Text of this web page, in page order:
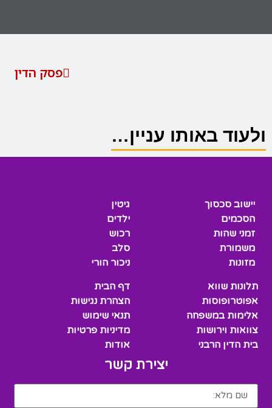
פסק הדין
ולעוד באותו עניין…
יישוב סכסוך
הסכמים
זמני שהות
משמורת
מזונות
גיטין
ילדים
רכוש
סלב
ניכור הורי
תלונות שווא
אפוטרופוסות
אלימות במשפחה
צוואות וירושות
בית הדין הרבני
דף הבית
הצהרת נגישות
תנאי שימוש
מדיניות פרטיות
אודות
יצירת קשר